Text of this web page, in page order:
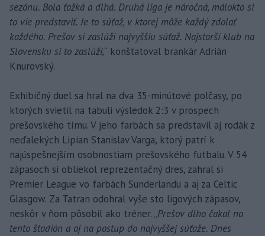
sezónu. Bola ťažká a dlhá. Druhá liga je náročná, málokto si
to vie predstaviť. Je to súťaž, v ktorej môže každý zdolať
každého. Prešov si zaslúži najvyššiu súťaž. Najstarší klub na
Slovensku si to zaslúži,“ konštatoval brankár Adrián
Knurovský.
Exhibičný duel sa hral na dva 35-minútové polčasy, po
ktorých svietil na tabuli výsledok 2:3 v prospech
prešovského tímu. V jeho farbách sa predstavil aj rodák z
neďalekých Lipian Stanislav Varga, ktorý patrí k
najúspešnejším osobnostiam prešovského futbalu. V 54
zápasoch si obliekol reprezentačný dres, zahral si
Premier League vo farbách Sunderlandu a aj za Celtic
Glasgow. Za Tatran odohral vyše sto ligových zápasov,
neskôr v ňom pôsobil ako tréner. „Prešov dlho čakal na
tento štadión a aj na postup do najvyššej súťaže. Dnes